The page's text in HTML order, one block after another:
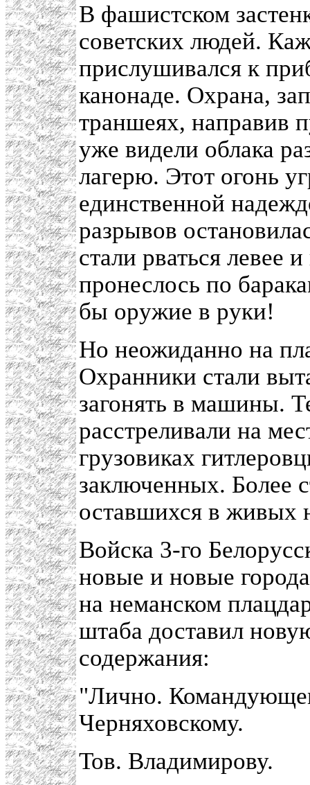
В фашистском
советских людей.
прислушивался к
канонаде. Охрана,
траншеях, направив
уже видели облака
лагерю. Этот огонь
единственной
разрывов
стали рваться
пронеслось по
бы оружие в руки!
Но неожиданно на
Охранники стали
загонять в машины.
расстреливали на
грузовиках
заключенных. Более
оставшихся в живых
Войска 3-го
новые и новые
на неманском
штаба доставил
содержания:
"Лично.
Черняховскому.
Тов. Владимирову.